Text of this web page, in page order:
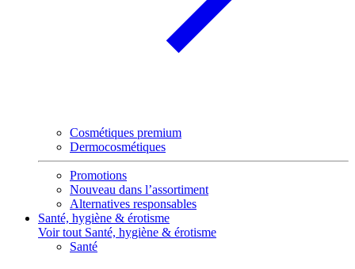
Cosmétiques premium
Dermocosmétiques
Promotions
Nouveau dans l’assortiment
Alternatives responsables
Santé, hygiène & érotisme
Voir tout Santé, hygiène & érotisme
Santé